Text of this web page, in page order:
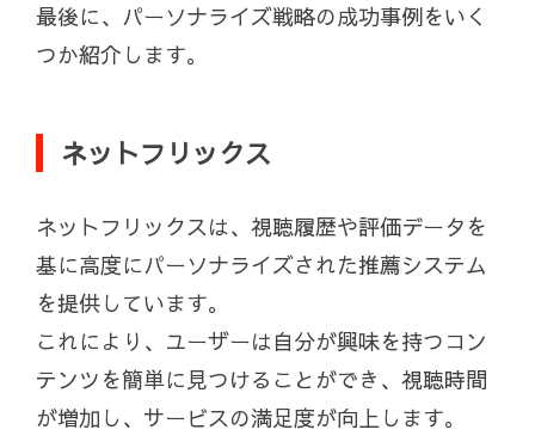
最後に、パーソナライズ戦略の成功事例をいく
つか紹介します。
ネットフリックス
ネットフリックスは、視聴履歴や評価データを
基に高度にパーソナライズされた推薦システム
を提供しています。
これにより、ユーザーは自分が興味を持つコン
テンツを簡単に見つけることができ、視聴時間
が増加し、サービスの満足度が向上します。